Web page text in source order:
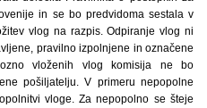
in se bo predvidoma sestala v
vlog na razpis. Odpiranje vlog ni
pravilno izpolnjene in označene
vloženih vlog komisija ne bo
pošiljatelju. V primeru nepopolne
vloge. Za nepopolno se šteje